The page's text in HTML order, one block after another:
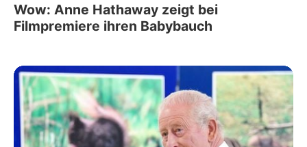
Wow: Anne Hathaway zeigt bei
Filmpremiere ihren Babybauch